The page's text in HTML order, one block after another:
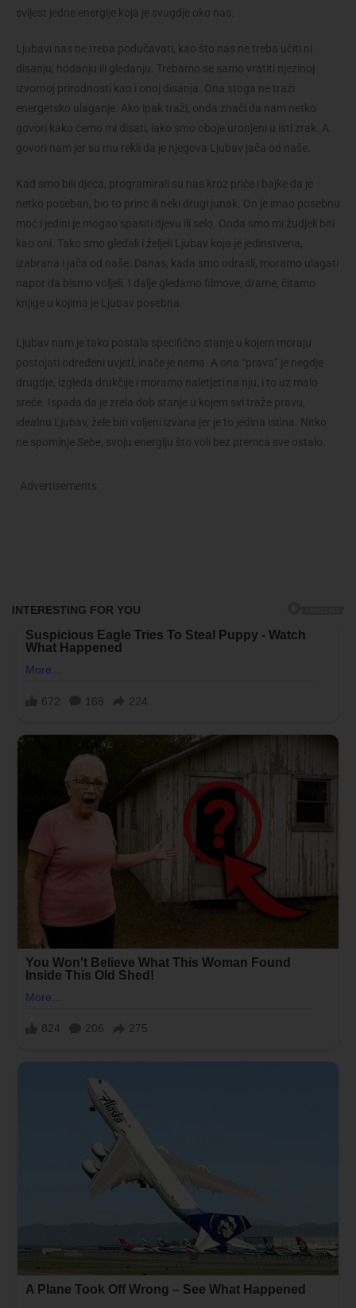
svijest jedne energije koja je svugdje oko nas.
Ljubavi nas ne treba podučavati, kao što nas ne treba učiti ni
disanju, hodanju ili gledanju. Trebamo se samo vratiti njezinoj
izvornoj prirodnosti kao i onoj disanja. Ona stoga ne traži
energetsko ulaganje. Ako ipak traži, onda znači da nam netko
govori kako ćemo mi disati, iako smo oboje uronjeni u isti zrak. A
govori nam jer su mu rekli da je njegova Ljubav jača od naše.
Kad smo bili djeca, programirali su nas kroz priče i bajke da je
netko poseban, bio to princ ili neki drugi junak. On je imao posebnu
moć i jedini je mogao spasiti djevu ili selo. Onda smo mi žudjeli biti
kao oni. Tako smo gledali i željeli Ljubav koja je jedinstvena,
izabrana i jača od naše. Danas, kada smo odrasli, moramo ulagati
napor da bismo voljeli. I dalje gledamo filmove, drame, čitamo
knjige u kojima je Ljubav posebna.
Ljubav nam je tako postala specifično stanje u kojem moraju
postojati određeni uvjeti, inače je nema. A ona “prava” je negdje
drugdje, izgleda drukčije i moramo naletjeti na nju, i to uz malo
sreće. Ispada da je zrela dob stanje u kojem svi traže pravu,
idealnu Ljubav, žele biti voljeni izvana jer je to jedina istina. Nitko
ne spominje Sebe, svoju energiju što voli bez premca sve ostalo.
Advertisements